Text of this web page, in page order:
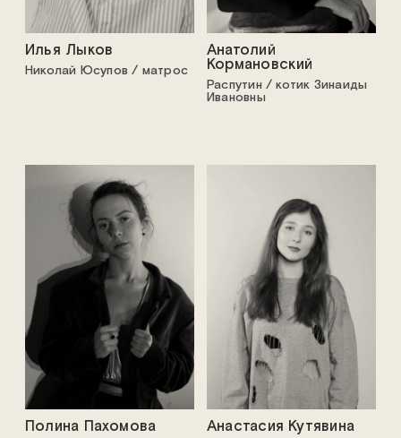
Илья Лыков
Николай Юсупов / матрос
Анатолий
Кормановский
Распутин / котик Зинаиды
Ивановны
Полина Пахомова Анастасия Кутявина